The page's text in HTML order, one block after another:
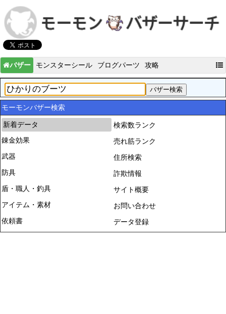
バザー モンスターシール ブログパーツ 攻略
モーモンバザー検索
新着データ
錬金効果
武器
防具
盾・職人・釣具
アイテム・素材
依頼書
検索数ランク
売れ筋ランク
住所検索
詐欺情報
サイト概要
お問い合わせ
データ登録